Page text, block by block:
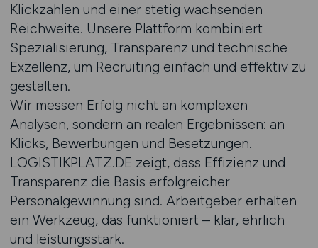
Klickzahlen und einer stetig wachsenden
Reichweite. Unsere Plattform kombiniert
Spezialisierung, Transparenz und technische
Exzellenz, um Recruiting einfach und effektiv zu
gestalten.
Wir messen Erfolg nicht an komplexen
Analysen, sondern an realen Ergebnissen: an
Klicks, Bewerbungen und Besetzungen.
LOGISTIKPLATZ.DE zeigt, dass Effizienz und
Transparenz die Basis erfolgreicher
Personalgewinnung sind. Arbeitgeber erhalten
ein Werkzeug, das funktioniert – klar, ehrlich
und leistungsstark.